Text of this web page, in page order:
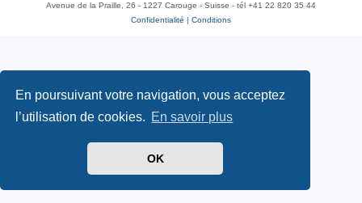
En poursuivant votre navigation, vous acceptez
l’utilisation de cookies. En savoir plus
OK
Avenue de la Praille, 26 - 1227 Carouge - Suisse - tél +41 22 820 35 44
Confidentialité
Conditions